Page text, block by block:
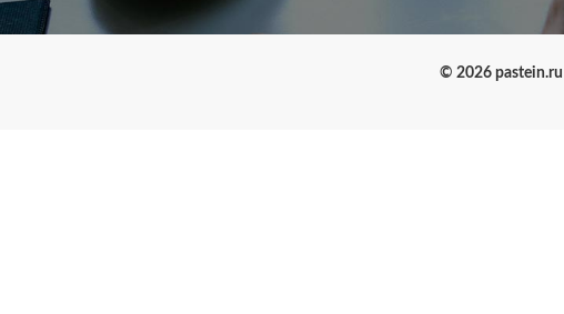
© 2026